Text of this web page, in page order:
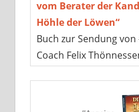
vom Berater der
Höhle der Löwen“
Buch zur Sendung
Coach Felix